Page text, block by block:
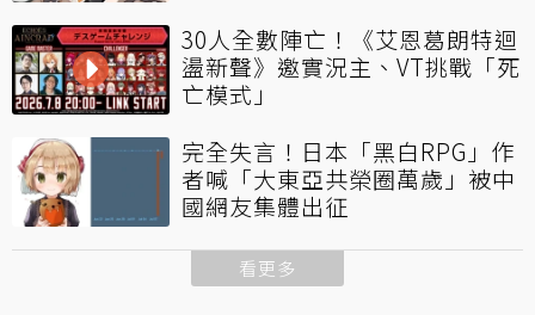
30人全數陣亡！《艾恩葛朗特迴
盪新聲》邀實況主、VT挑戰「死
亡模式」
完全失言！日本「黑白RPG」作
者喊「大東亞共榮圈萬歲」被中
國網友集體出征
看更多